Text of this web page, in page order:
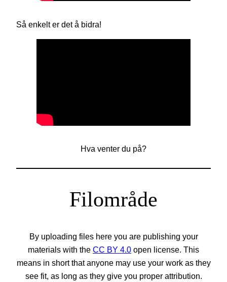
Så enkelt er det å bidra!
Hva venter du på?
Filområde
By uploading files here you are publishing your
materials with the CC BY 4.0 open license. This
means in short that anyone may use your work as they
see fit, as long as they give you proper attribution.